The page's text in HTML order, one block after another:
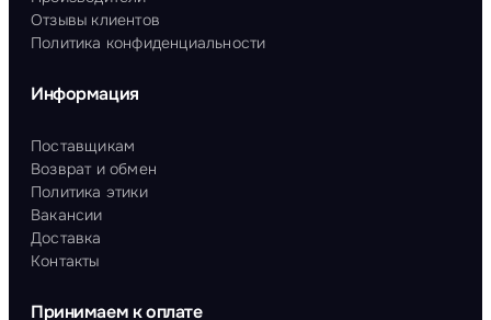
Отзывы клиентов
Политика конфиденциальности
Информация
Поставщикам
Возврат и обмен
Политика этики
Вакансии
Доставка
Контакты
Принимаем к оплате